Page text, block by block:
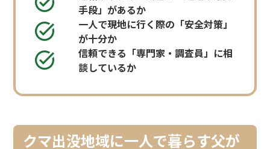
手段」があるか
一人で現地に行く際の「安全対策」
が十分か
信頼できる「専門家・調査員」に相
談しているか
クマ出没地域に一人で暮らす父が